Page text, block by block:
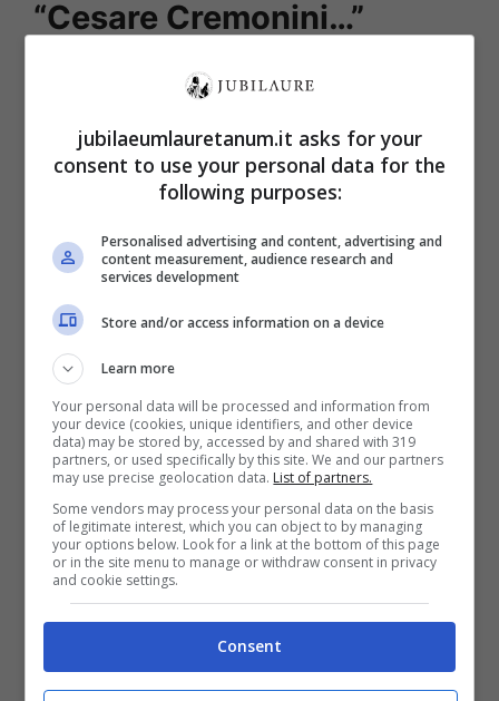
“Cesare Cremonini…”
In preda allo sconfortoLuk3 si è chiuso in
lasciarsi andare ad un pianto inconsolabile
che nemmeno l’amico Diego è riuscito a
ricordiamo ha appena 17 anni ed è normale
giudizio dei colleghi e lo ha interpretato come
una conferma che il suo posto in futuro non
possa essere il mondo dello spettacolo.
jubilaeumlauretanum.it asks for your
consent to use your personal data for the
following purposes:
Personalised advertising and content, advertising and
content measurement, audience research and
services development
Store and/or access information on a device
Learn more
Your personal data will be processed and information from
your device (cookies, unique identifiers, and other device
data) may be stored by, accessed by and shared with 319
partners, or used specifically by this site. We and our partners
may use precise geolocation data. List of partners.
Some vendors may process your personal data on the basis
of legitimate interest, which you can object to by managing
your options below. Look for a link at the bottom of this page
or in the site menu to manage or withdraw consent in privacy
and cookie settings.
Consent